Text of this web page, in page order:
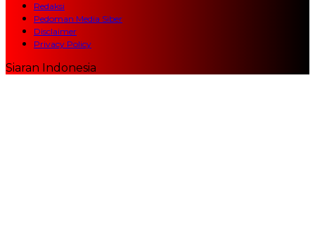
Redaksi
Pedoman Media Siber
Disclaimer
Privacy Policy
Siaran Indonesia